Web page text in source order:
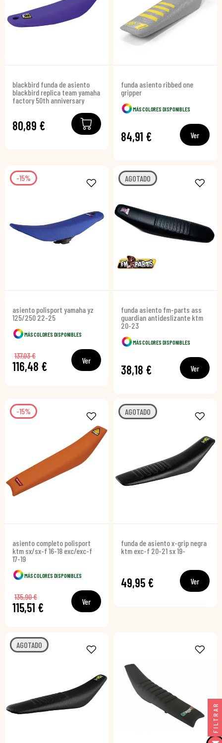
blackbird funda de asiento
blackbird replica team yamaha
factory 50th anniversary
80,89 €
funda asiento ribbed one
gripper
MÁS COLORES DISPONIBLES
84,91 € Ver
-15%
asiento polisport yamaha yz
125/250 22-25
MÁS COLORES DISPONIBLES
116,48 €
137,03 € Ver
AGOTADO
funda asiento fm-parts ass
guardian antideslizante ktm
20-23
MÁS COLORES DISPONIBLES
38,18 € Ver
-15%
asiento completo polisport
ktm sx/sx-f 16-18 exc/exc-f
17-19
MÁS COLORES DISPONIBLES
115,51 €
135,90 € Ver
AGOTADO
funda de asiento x-grip negra
ktm exc-f 20-21 sx 19-
49,95 € Ver
AGOTADO
FILTRAR